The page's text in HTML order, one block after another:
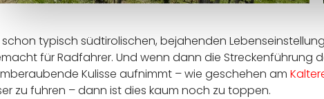
typisch südtirolischen, bejahenden
für Radfahrer. Und wenn dann die
Kulisse aufnimmt – wie geschehen am
zu fuhren – dann ist dies kaum noch zu toppen.